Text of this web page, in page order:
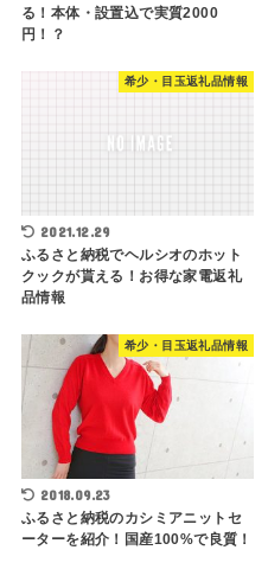
る！本体・設置込で実質2000
円！？
希少・目玉返礼品情報
2021.12.29
ふるさと納税でヘルシオのホット
クックが貰える！お得な家電返礼
品情報
希少・目玉返礼品情報
2018.09.23
ふるさと納税のカシミアニットセ
ーターを紹介！国産100%で良質！